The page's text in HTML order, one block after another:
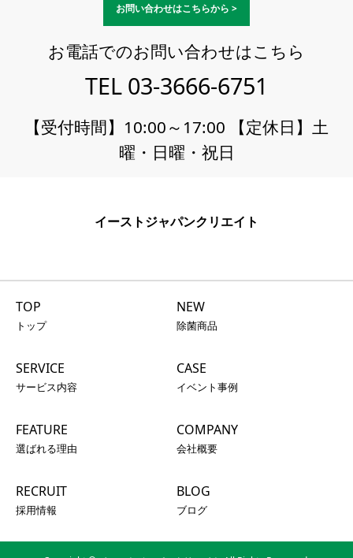
お問い合わせはこちらから >
お電話でのお問い合わせはこちら
TEL 03-3666-6751
【受付時間】10:00～17:00 【定休日】土
曜・日曜・祝日
イーストジャパンクリエイト
TOP
トップ
NEW
除菌商品
SERVICE
サービス内容
CASE
イベント事例
FEATURE
選ばれる理由
COMPANY
会社概要
RECRUIT
採用情報
BLOG
ブログ